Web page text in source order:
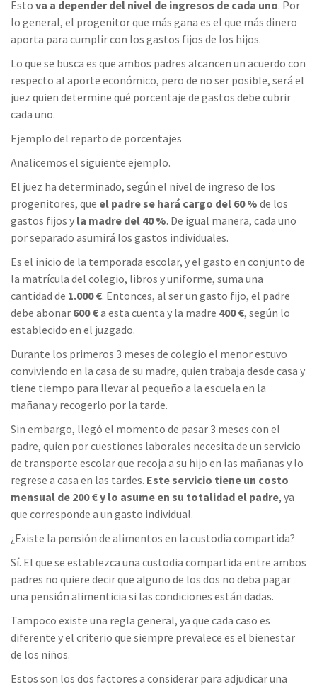
Esto va a depender del nivel de ingresos de cada uno. Por
lo general, el progenitor que más gana es el que más dinero
aporta para cumplir con los gastos fijos de los hijos.
Lo que se busca es que ambos padres alcancen un acuerdo con
respecto al aporte económico, pero de no ser posible, será el
juez quien determine qué porcentaje de gastos debe cubrir
cada uno.
Ejemplo del reparto de porcentajes
Analicemos el siguiente ejemplo.
El juez ha determinado, según el nivel de ingreso de los
progenitores, que el padre se hará cargo del 60 % de los
gastos fijos y la madre del 40 %. De igual manera, cada uno
por separado asumirá los gastos individuales.
Es el inicio de la temporada escolar, y el gasto en conjunto de
la matrícula del colegio, libros y uniforme, suma una
cantidad de 1.000 €. Entonces, al ser un gasto fijo, el padre
debe abonar 600 €a esta cuenta y la madre 400 €, según lo
establecido en el juzgado.
Durante los primeros 3 meses de colegio el menor estuvo
conviviendo en la casa de su madre, quien trabaja desde casa y
tiene tiempo para llevar al pequeño a la escuela en la
mañana y recogerlo por la tarde.
Sin embargo, llegó el momento de pasar 3 meses con el
padre, quien por cuestiones laborales necesita de un servicio
de transporte escolar que recoja a su hijo en las mañanas y lo
regrese a casa en las tardes. Este servicio tiene un costo
mensual de 200 € y lo asume en su totalidad el padre, ya
que corresponde a un gasto individual.
¿Existe la pensión de alimentos en la custodia compartida?
Sí. El que se establezca una custodia compartida entre ambos
padres no quiere decir que alguno de los dos no deba pagar
una pensión alimenticia si las condiciones están dadas.
Tampoco existe una regla general, ya que cada caso es
diferente y el criterio que siempre prevalece es el bienestar
de los niños.
Estos son los dos factores a considerar para adjudicar una